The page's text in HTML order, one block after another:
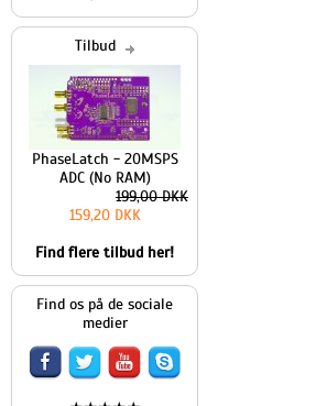
Tilbud
PhaseLatch - 20MSPS
ADC (No RAM)
199,00 DKK
159,20 DKK
Find flere tilbud her!
Find os på de sociale
medier